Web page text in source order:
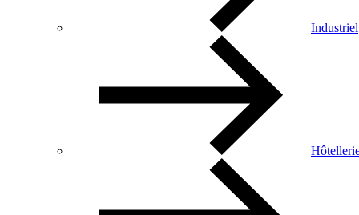
Industriel